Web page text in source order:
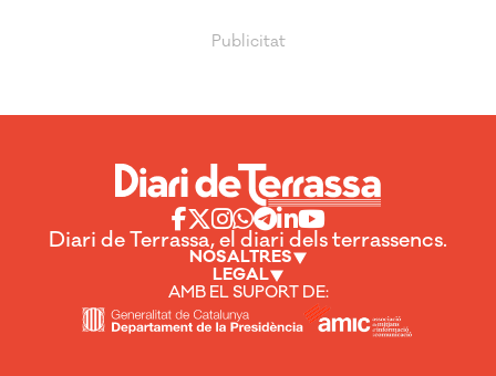
Diari de Terrassa, el diari dels terrassencs.
NOSALTRES
LEGAL
AMB EL SUPORT DE: